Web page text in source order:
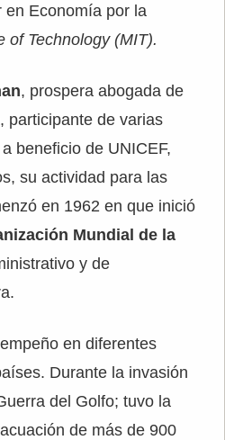
en Economía por la
of Technology (MIT).
, prospera abogada de
participante de varias
beneficio de UNICEF,
su actividad para las
en 1962 en que inició
Mundial de la
y de
en diferentes
Durante la invasión
del Golfo; tuvo la
de más de 900